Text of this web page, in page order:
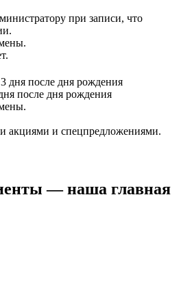
при записи, что
после дня рождения
акциями и спецпредложениями.
— наша главная